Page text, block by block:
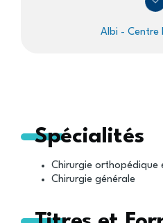
Albi - Centre
Spécialités
Chirurgie
Chirurgie générale